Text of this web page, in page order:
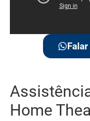
Home